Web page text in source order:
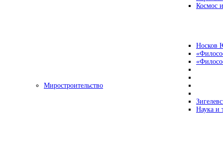
Космос
Носков
Миростроительство
Наука и